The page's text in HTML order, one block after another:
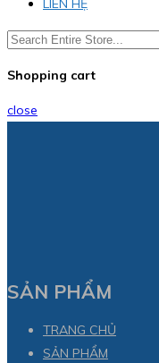
LIÊN HỆ
Shopping cart
close
SẢN PHẨM
TRANG CHỦ
SẢN PHẨM